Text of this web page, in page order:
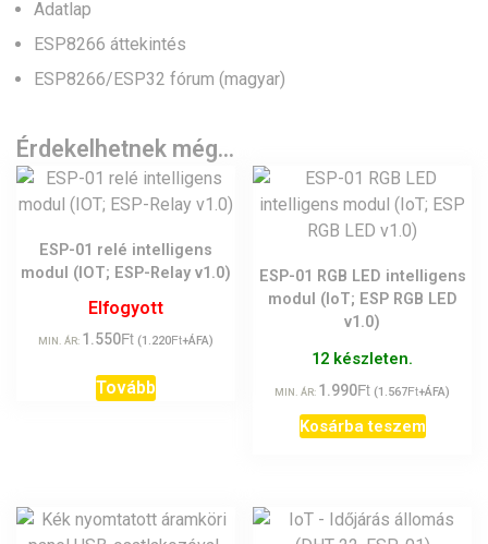
Adatlap
ESP8266 áttekintés
ESP8266/ESP32 fórum (magyar)
Érdekelhetnek még…
ESP-01 relé intelligens
modul (IOT; ESP-Relay v1.0)
Elfogyott
MIN. ÁR: 1.550Ft (1.220Ft+ÁFA)
Tovább
ESP-01 RGB LED intelligens
modul (IoT; ESP RGB LED
v1.0)
12 készleten.
MIN. ÁR: 1.990Ft (1.567Ft+ÁFA)
Kosárba teszem